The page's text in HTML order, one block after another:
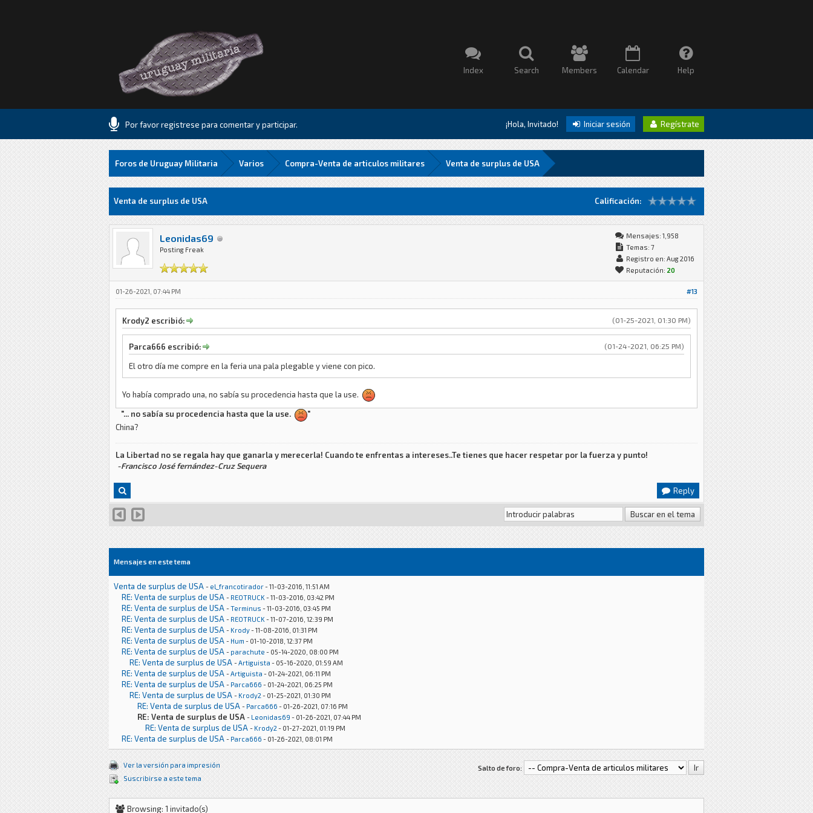
Index Search Members Calendar Help
Por favor registrese para comentar y participar. ¡Hola, Invitado! Iniciar sesión Regístrate
Foros de Uruguay Militaria Varios Compra-Venta de articulos militares Venta de surplus de USA
Calificación:
0 voto(s) - 0 Media
1
2
3
4
5 Venta de surplus de USA
Leonidas69
Posting Freak
Mensajes: 1,958
Temas: 7
Registro en: Aug 2016
Reputación: 20
#13
01-26-2021, 07:44 PM
(01-25-2021, 01:30 PM)
Krody2 escribió:
(01-24-2021, 06:25 PM)
Parca666 escribió:
El otro día me compre en la feria una pala plegable y viene con pico.
Yo había comprado una, no sabía su procedencia hasta que la use.
"... no sabía su procedencia hasta que la use.
"
China?
La Libertad no se regala hay que ganarla y merecerla! Cuando te enfrentas a intereses..Te tienes que hacer respetar por la fuerza y punto!
-Francisco José fernández-Cruz Sequera
Reply
Mensajes en este tema
Venta de surplus de USA - el_francotirador- 11-03-2016, 11:51 AM
RE: Venta de surplus de USA - REOTRUCK - 11-03-2016, 03:42 PM
RE: Venta de surplus de USA -Terminus - 11-03-2016, 03:45 PM
RE: Venta de surplus de USA - REOTRUCK - 11-07-2016, 12:39 PM
RE: Venta de surplus de USA - Krody- 11-08-2016, 01:31 PM
RE: Venta de surplus de USA - Hum - 01-10-2018, 12:37 PM
RE: Venta de surplus de USA - parachute - 05-14-2020, 08:00 PM
RE: Venta de surplus de USA -Artiguista - 05-16-2020, 01:59 AM
RE: Venta de surplus de USA -Artiguista - 01-24-2021, 06:11 PM
RE: Venta de surplus de USA - Parca666 - 01-24-2021, 06:25 PM
RE: Venta de surplus de USA - Krody2 - 01-25-2021, 01:30 PM
RE: Venta de surplus de USA - Parca666 - 01-26-2021, 07:16 PM
RE: Venta de surplus de USA - Leonidas69 - 01-26-2021, 07:44 PM
RE: Venta de surplus de USA - Krody2 - 01-27-2021, 01:19 PM
RE: Venta de surplus de USA - Parca666 - 01-26-2021, 08:01 PM
Ver la versión para impresión
Suscribirse a este tema
Salto de foro:
Browsing: 1 invitado(s)